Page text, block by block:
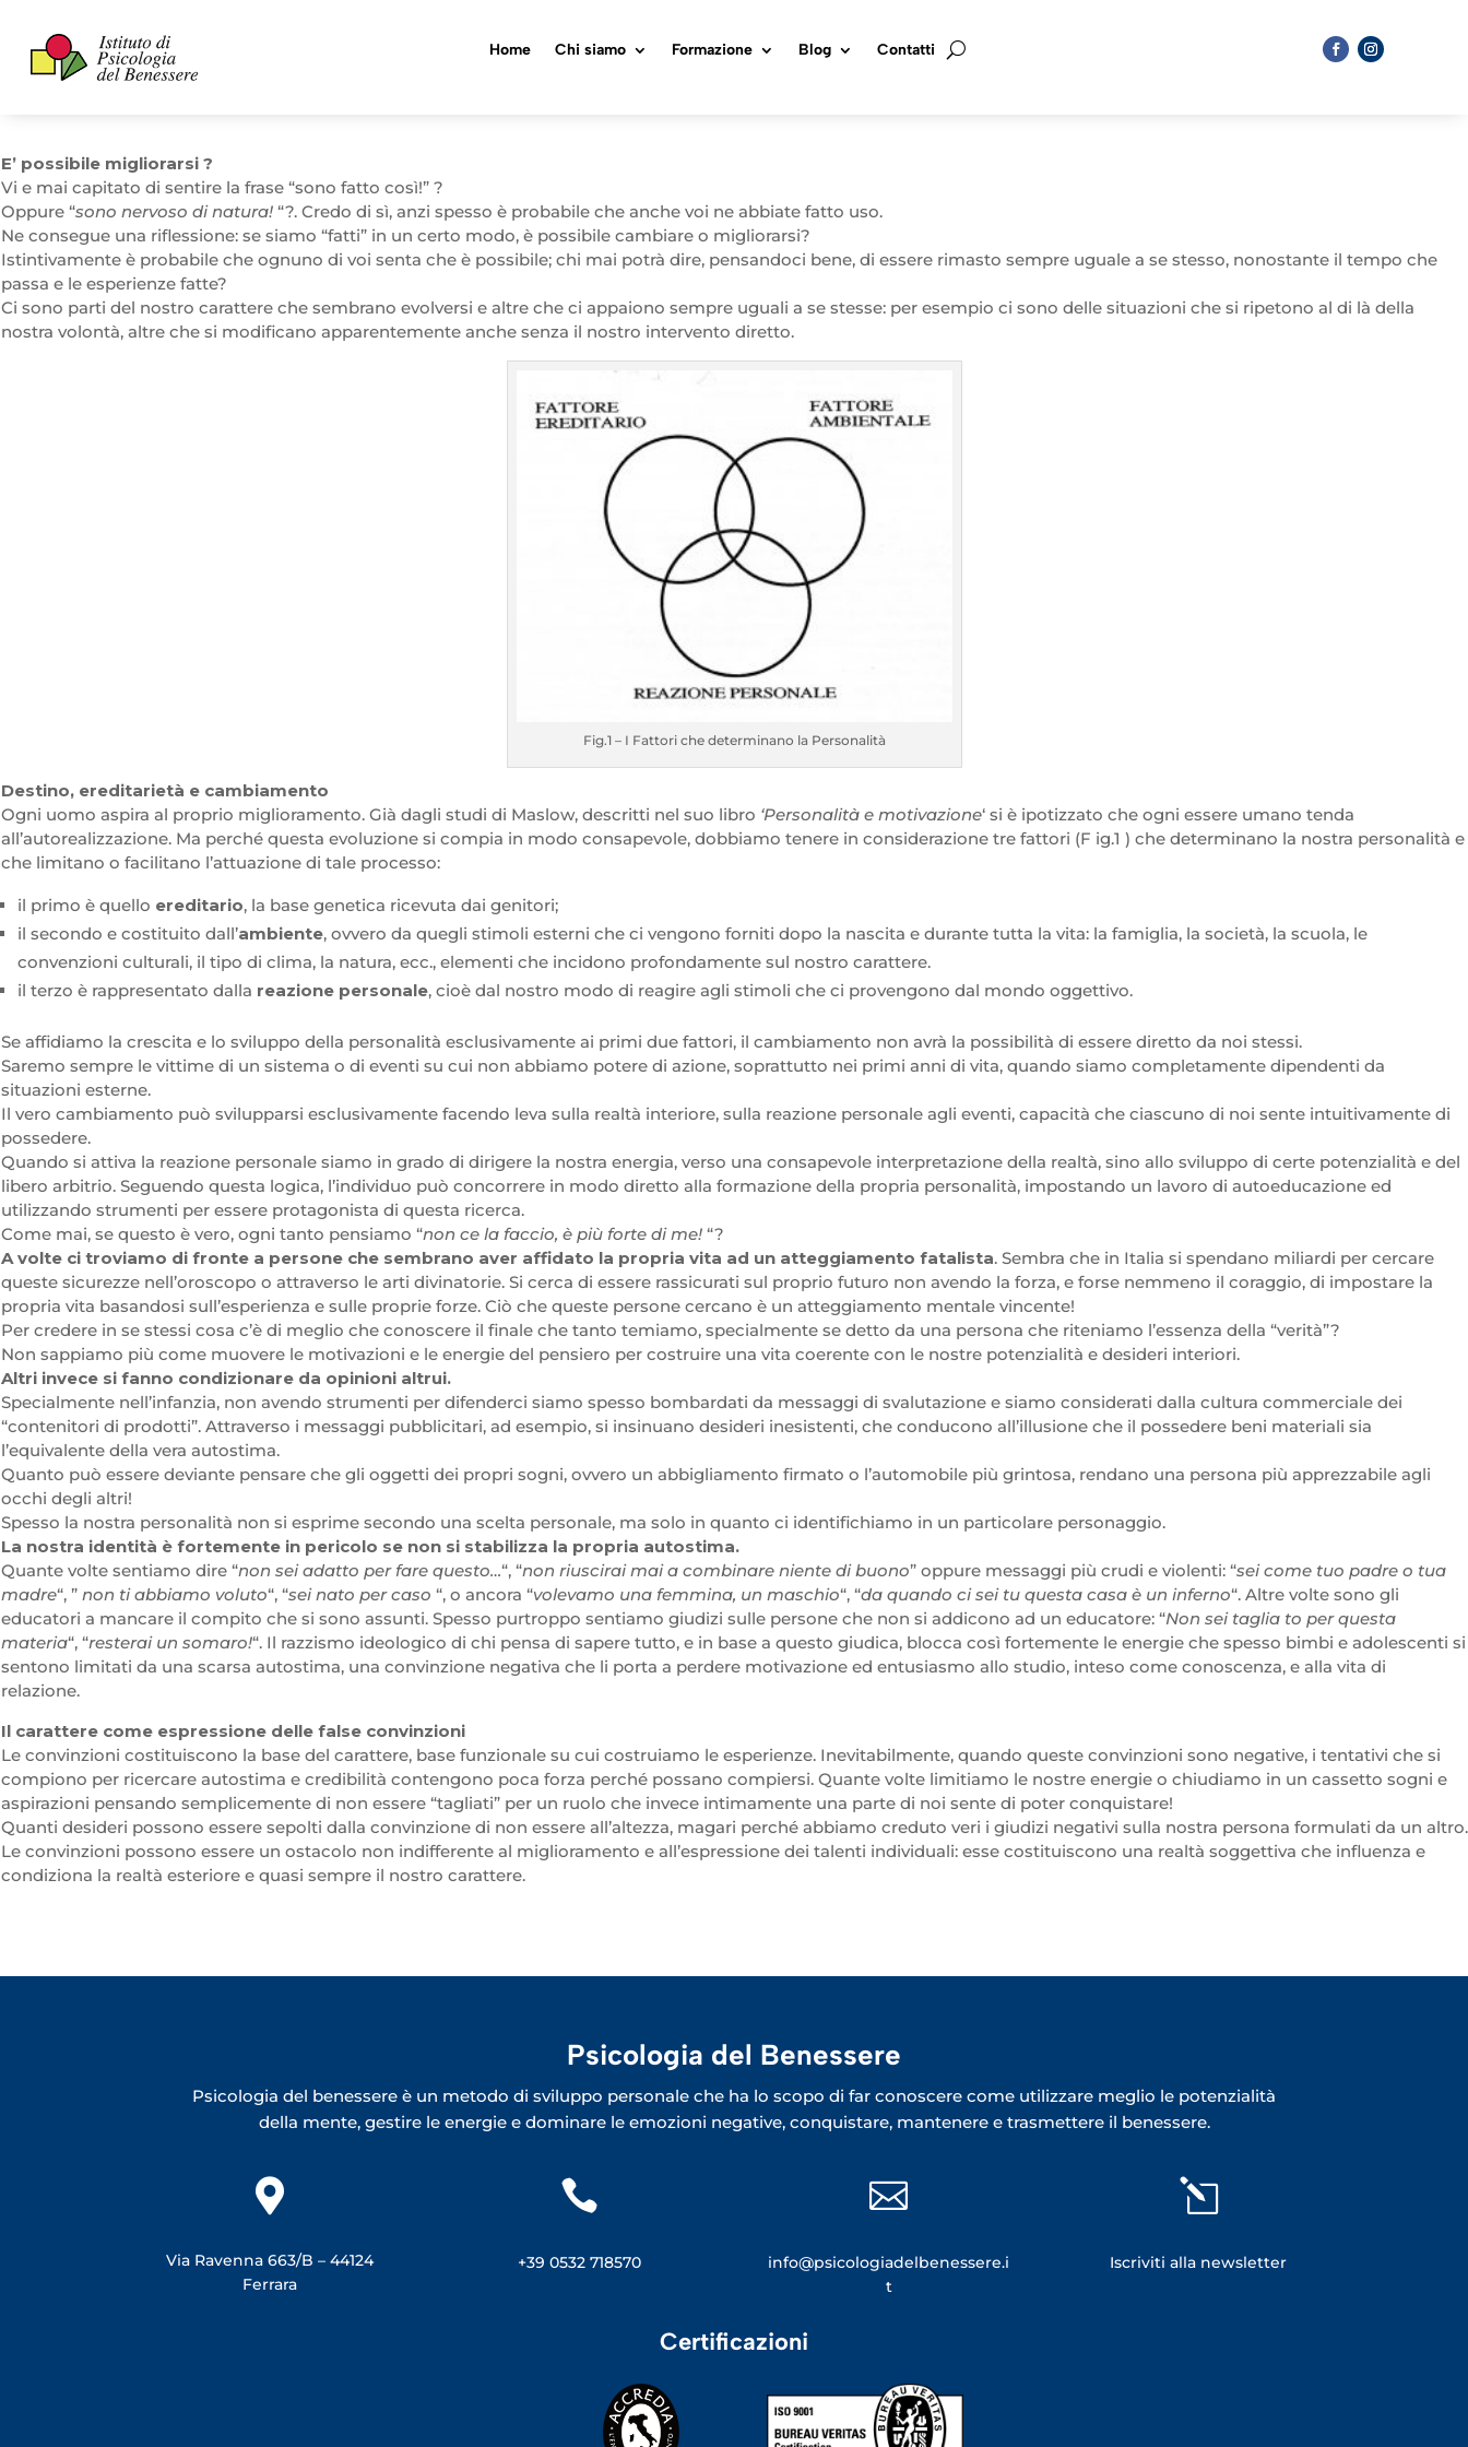
Home Chi siamo Formazione Blog Contatti
E’ possibile migliorarsi ?
Vi e mai capitato di sentire la frase “sono fatto così!” ?
Oppure “sono nervoso di natura!“?. Credo di sì, anzi spesso è probabile che anche voi ne abbiate fatto uso.
Ne consegue una riflessione: se siamo “fatti” in un certo modo, è possibile cambiare o migliorarsi?
Istintivamente è probabile che ognuno di voi senta che è possibile; chi mai potrà dire, pensandoci bene, di essere rimasto sempre uguale a se stesso, nonostante il tempo che
passa e le esperienze fatte?
Ci sono parti del nostro carattere che sembrano evolversi e altre che ci appaiono sempre uguali a se stesse: per esempio ci sono delle situazioni che si ripetono al di là della
nostra volontà, altre che si modificano apparentemente anche senza il nostro intervento diretto.
Fig.1 – I Fattori che determinano la Personalità
Destino, ereditarietà e cambiamento
Ogni uomo aspira al proprio miglioramento. Già dagli studi di Maslow, descritti nel suo libro ‘Personalità e motivazione‘ si è ipotizzato che ogni essere umano tenda
all’autorealizzazione. Ma perché questa evoluzione si compia in modo consapevole, dobbiamo tenere in considerazione tre fattori (F ig.1 ) che determinano la nostra personalità e
che limitano o facilitano l’attuazione di tale processo:
il primo è quello ereditario, la base genetica ricevuta dai genitori;
il secondo e costituito dall’ambiente, ovvero da quegli stimoli esterni che ci vengono forniti dopo la nascita e durante tutta la vita: la famiglia, la società, la scuola, le
convenzioni culturali, il tipo di clima, la natura, ecc., elementi che incidono profondamente sul nostro carattere.
il terzo è rappresentato dalla reazione personale, cioè dal nostro modo di reagire agli stimoli che ci provengono dal mondo oggettivo.
Se affidiamo la crescita e lo sviluppo della personalità esclusivamente ai primi due fattori, il cambiamento non avrà la possibilità di essere diretto da noi stessi.
Saremo sempre le vittime di un sistema o di eventi su cui non abbiamo potere di azione, soprattutto nei primi anni di vita, quando siamo completamente dipendenti da
situazioni esterne.
Il vero cambiamento può svilupparsi esclusivamente facendo leva sulla realtà interiore, sulla reazione personale agli eventi, capacità che ciascuno di noi sente intuitivamente di
possedere.
Quando si attiva la reazione personale siamo in grado di dirigere la nostra energia, verso una consapevole interpretazione della realtà, sino allo sviluppo di certe potenzialità e del
libero arbitrio. Seguendo questa logica, l’individuo può concorrere in modo diretto alla formazione della propria personalità, impostando un lavoro di autoeducazione ed
utilizzando strumenti per essere protagonista di questa ricerca.
Come mai, se questo è vero, ogni tanto pensiamo “non ce la faccio, è più forte di me!“?
A volte ci troviamo di fronte a persone che sembrano aver affidato la propria vita ad un atteggiamento fatalista. Sembra che in Italia si spendano miliardi per cercare
queste sicurezze nell’oroscopo o attraverso le arti divinatorie. Si cerca di essere rassicurati sul proprio futuro non avendo la forza, e forse nemmeno il coraggio, di impostare la
propria vita basandosi sull’esperienza e sulle proprie forze. Ciò che queste persone cercano è un atteggiamento mentale vincente!
Per credere in se stessi cosa c’è di meglio che conoscere il finale che tanto temiamo, specialmente se detto da una persona che riteniamo l’essenza della “verità”?
Non sappiamo più come muovere le motivazioni e le energie del pensiero per costruire una vita coerente con le nostre potenzialità e desideri interiori.
Altri invece si fanno condizionare da opinioni altrui.
Specialmente nell’infanzia, non avendo strumenti per difenderci siamo spesso bombardati da messaggi di svalutazione e siamo considerati dalla cultura commerciale dei
“contenitori di prodotti”. Attraverso i messaggi pubblicitari, ad esempio, si insinuano desideri inesistenti, che conducono all’illusione che il possedere beni materiali sia
l’equivalente della vera autostima.
Quanto può essere deviante pensare che gli oggetti dei propri sogni, ovvero un abbigliamento firmato o l’automobile più grintosa, rendano una persona più apprezzabile agli
occhi degli altri!
Spesso la nostra personalità non si esprime secondo una scelta personale, ma solo in quanto ci identifichiamo in un particolare personaggio.
La nostra identità è fortemente in pericolo se non si stabilizza la propria autostima.
Quante volte sentiamo dire “non sei adatto per fare questo…“, “non riuscirai mai a combinare niente di buono” oppure messaggi più crudi e violenti: “sei come tuo padre o tua
madre“, ” non ti abbiamo voluto“, “sei nato per caso “, o ancora “volevamo una femmina, un maschio“, “da quando ci sei tu questa casa è un inferno“. Altre volte sono gli
educatori a mancare il compito che si sono assunti. Spesso purtroppo sentiamo giudizi sulle persone che non si addicono ad un educatore: “Non sei taglia to per questa
materia“, “resterai un somaro!“. Il razzismo ideologico di chi pensa di sapere tutto, e in base a questo giudica, blocca così fortemente le energie che spesso bimbi e adolescenti si
sentono limitati da una scarsa autostima, una convinzione negativa che li porta a perdere motivazione ed entusiasmo allo studio, inteso come conoscenza, e alla vita di
relazione.
Il carattere come espressione delle false convinzioni
Le convinzioni costituiscono la base del carattere, base funzionale su cui costruiamo le esperienze. Inevitabilmente, quando queste convinzioni sono negative, i tentativi che si
compiono per ricercare autostima e credibilità contengono poca forza perché possano compiersi. Quante volte limitiamo le nostre energie o chiudiamo in un cassetto sogni e
aspirazioni pensando semplicemente di non essere “tagliati” per un ruolo che invece intimamente una parte di noi sente di poter conquistare!
Quanti desideri possono essere sepolti dalla convinzione di non essere all’altezza, magari perché abbiamo creduto veri i giudizi negativi sulla nostra persona formulati da un altro.
Le convinzioni possono essere un ostacolo non indifferente al miglioramento e all’espressione dei talenti individuali: esse costituiscono una realtà soggettiva che influenza e
condiziona la realtà esteriore e quasi sempre il nostro carattere.
Psicologia del Benessere
Psicologia del benessere è un metodo di sviluppo personale che ha lo scopo di far conoscere come utilizzare meglio le potenzialità
della mente, gestire le energie e dominare le emozioni negative, conquistare, mantenere e trasmettere il benessere.

Via Ravenna 663/B – 44124
Ferrara

+39 0532 718570

info@psicologiadelbenessere.i
t
l
Iscriviti alla newsletter
Certificazioni